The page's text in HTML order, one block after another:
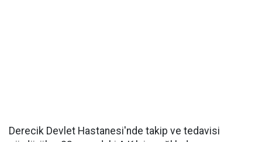
Derecik Devlet Hastanesi'nde takip ve tedavisi